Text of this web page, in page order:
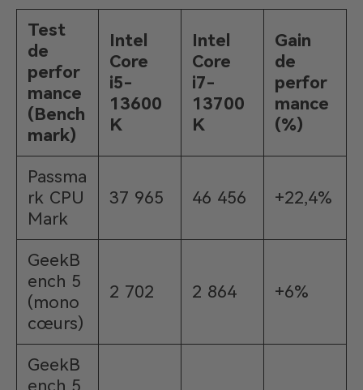
Test
de
perfor
mance
(Bench
mark)
Intel
Core
i5-
13600
K
Intel
Core
i7-
13700
K
Gain
de
perfor
mance
(%)
Passma
rk CPU
Mark
37 965 46 456 +22,4%
GeekB
ench 5
(mono
cœurs)
2 702 2 864 +6%
GeekB
ench 5